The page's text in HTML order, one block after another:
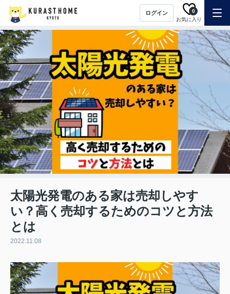
ログイン
お気に入り
0
太陽光発電のある家は売却しやす
い？高く売却するためのコツと方法
とは
2022.11.08